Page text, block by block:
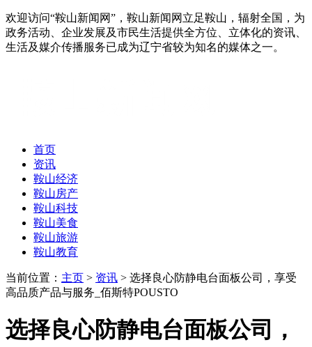
欢迎访问“鞍山新闻网”，鞍山新闻网立足鞍山，辐射全国，为
政务活动、企业发展及市民生活提供全方位、立体化的资讯、
生活及媒介传播服务已成为辽宁省较为知名的媒体之一。
首页
资讯
鞍山经济
鞍山房产
鞍山科技
鞍山美食
鞍山旅游
鞍山教育
当前位置： 主页 > 资讯 > 选择良心防静电台面板公司，享受
高品质产品与服务_佰斯特POUSTO
选择良心防静电台面板公司，